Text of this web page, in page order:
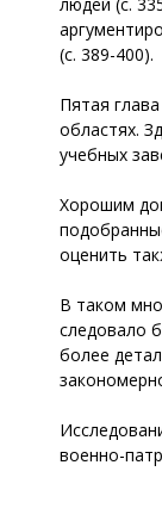
(с. 389-400).
Пятая
областях.
учебных
Хорошим
оценить
В таком
следовало
более
военно-